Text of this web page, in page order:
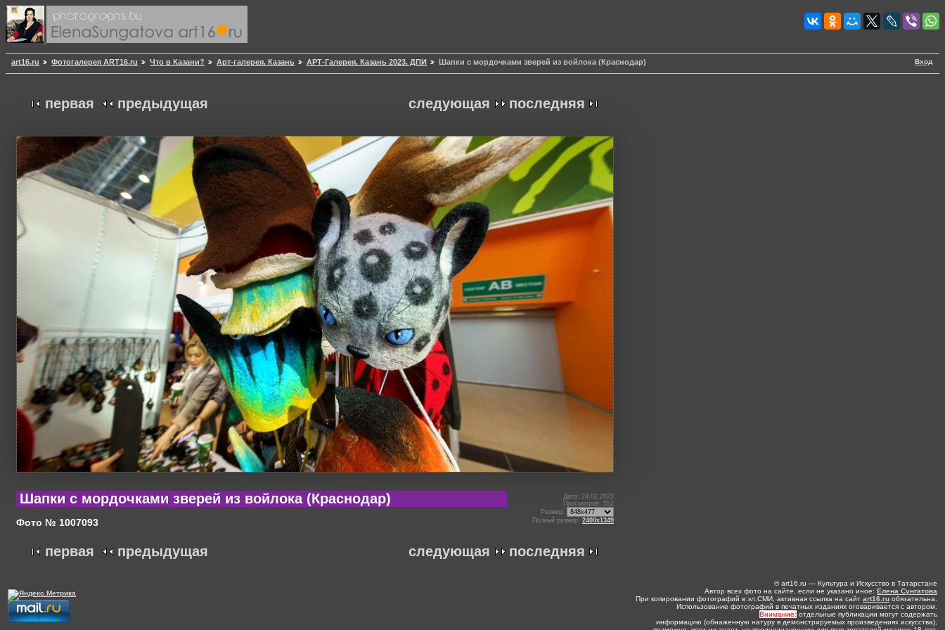
Вход
art16.ru Фотогалерея ART16.ru Что в Казани? Арт-галерея. Казань АРТ-Галерея. Казань 2023. ДПИ Шапки с мордочками зверей из войлока (Краснодар)
следующая последняя
первая предыдущая
Шапки с мордочками зверей из войлока (Краснодар)
Фото № 1007093
Дата: 24.02.2023
Просмотров: 552
Размер:
Полный размер: 2400x1349
следующая последняя
первая предыдущая
© art16.ru — Культура и Искусство в Татарстане
Автор всех фото на сайте, если не указано иное: Елена Сунгатова
При копировании фотографий в эл.СМИ, активная ссылка на сайт art16.ru обязательна.
Использование фотографий в печатных изданиях оговаривается с автором.
Внимание: отдельные публикации могут содержать
информацию (обнаженную натуру в демонстрируемых произведениях искусства),